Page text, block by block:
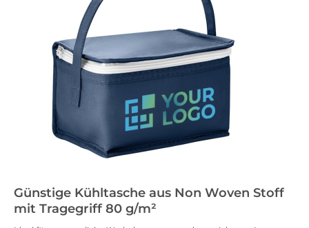
Günstige Kühltasche aus Non Woven Stoff
mit Tragegriff 80 g/m²